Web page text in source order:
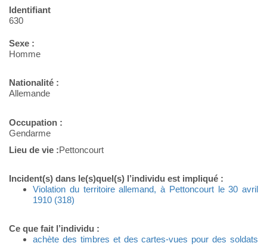
Identifiant
630
Sexe :
Homme
Nationalité :
Allemande
Occupation :
Gendarme
Lieu de vie :Pettoncourt
Incident(s) dans le(s)quel(s) l’individu est impliqué :
Violation du territoire allemand, à Pettoncourt le 30 avril
1910 (318)
Ce que fait l’individu :
achète des timbres et des cartes-vues pour des soldats